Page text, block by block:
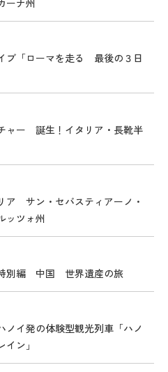
ーナ州
「ローマを走る 最後の３日
ャー 誕生！イタリア・長靴半
ア サン・セバスティアーノ・
ッツォ州
別編 中国 世界遺産の旅
ノイ発の体験型観光列車「ハノ
ン」